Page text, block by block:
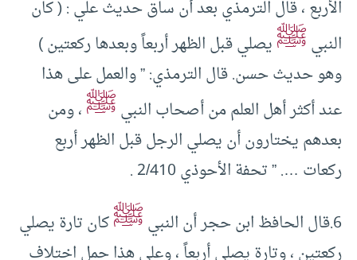
الأربع ، قال الترمذي بعد أن ساق حديث علي : ( كان
النبيﷺيصلي قبل الظهر أربعاً وبعدها ركعتين )
وهو حديث حسن. قال الترمذي: ” والعمل على هذا
عند أكثر أهل العلم من أصحاب النبيﷺ، ومن
بعدهم يختارون أن يصلي الرجل قبل الظهر أربع
ركعات …. ” تحفة الأحوذي 2/410 .
6.قال الحافظ ابن حجر أن النبي
ﷺكان تارة يصلي
ركعتين ، وتارة يصلي أربعاً ، وعلى هذا حمل اختلاف